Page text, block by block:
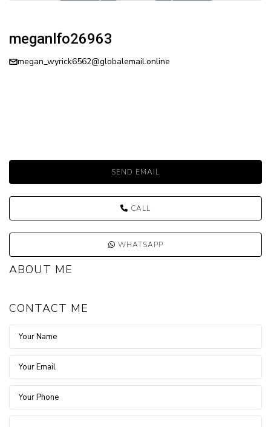
meganlfo26963
megan_wyrick6562@globalemail.online
SEND EMAIL
CALL
WHATSAPP
ABOUT ME
CONTACT ME